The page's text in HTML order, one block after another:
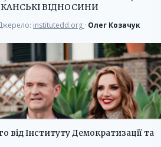
ВІДНОСИНИ
institutedd.org · Олег Козачук
від Інституту Демократизації та